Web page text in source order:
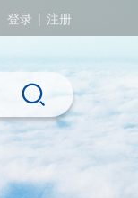
登录 | 注册